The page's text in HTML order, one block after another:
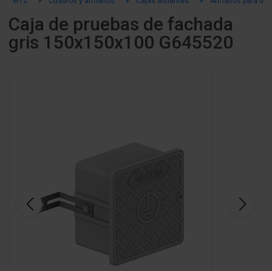
Caja de pruebas de fachada
gris 150x150x100 G645520